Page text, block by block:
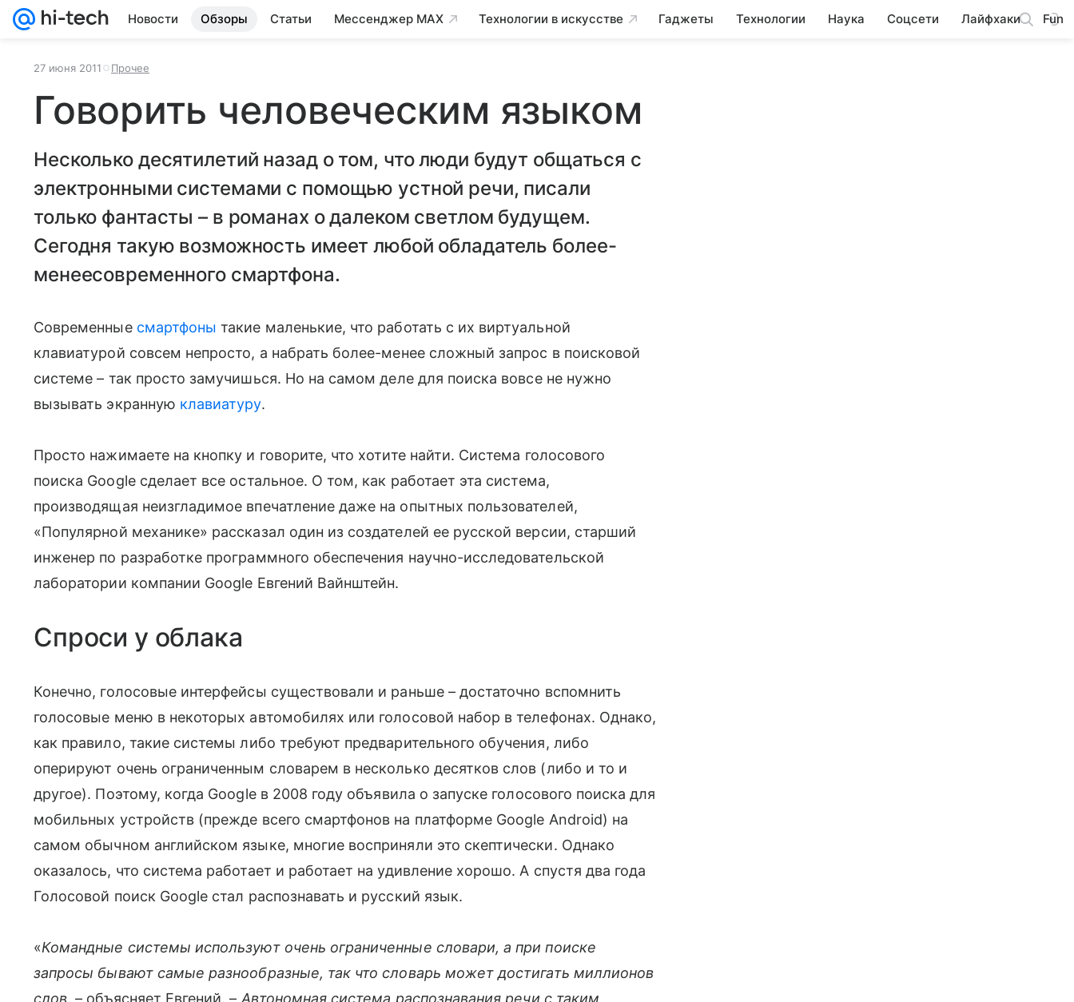
Новости Обзоры Статьи Мессенджер MAX Технологии в искусстве Гаджеты Технологии Наука Соцсети Лайфхаки Fun
27 июня 2011 Прочее
Говорить человеческим языком
Несколько десятилетий назад о том, что люди будут общаться с
электронными системами с помощью устной речи, писали
только фантасты – в романах о далеком светлом будущем.
Сегодня такую возможность имеет любой обладатель более-
менеесовременного смартфона.
Современные смартфоны такие маленькие, что работать с их виртуальной
клавиатурой совсем непросто, а набрать более-менее сложный запрос в поисковой
системе – так просто замучишься. Но на самом деле для поиска вовсе не нужно
вызывать экранную клавиатуру.
Просто нажимаете на кнопку и говорите, что хотите найти. Система голосового
поиска Google сделает все остальное. О том, как работает эта система,
производящая неизгладимое впечатление даже на опытных пользователей,
«Популярной механике» рассказал один из создателей ее русской версии, старший
инженер по разработке программного обеспечения научно-исследовательской
лаборатории компании Google Евгений Вайнштейн.
Спроси у облака
Конечно, голосовые интерфейсы существовали и раньше – достаточно вспомнить
голосовые меню в некоторых автомобилях или голосовой набор в телефонах. Однако,
как правило, такие системы либо требуют предварительного обучения, либо
оперируют очень ограниченным словарем в несколько десятков слов (либо и то и
другое). Поэтому, когда Google в 2008 году объявила о запуске голосового поиска для
мобильных устройств (прежде всего смартфонов на платформе Google Android) на
самом обычном английском языке, многие восприняли это скептически. Однако
оказалось, что система работает и работает на удивление хорошо. А спустя два года
Голосовой поиск Google стал распознавать и русский язык.
«Командные системы используют очень ограниченные словари, а при поиске
запросы бывают самые разнообразные, так что словарь может достигать миллионов
слов, – объясняет Евгений. – Автономная система распознавания речи с таким